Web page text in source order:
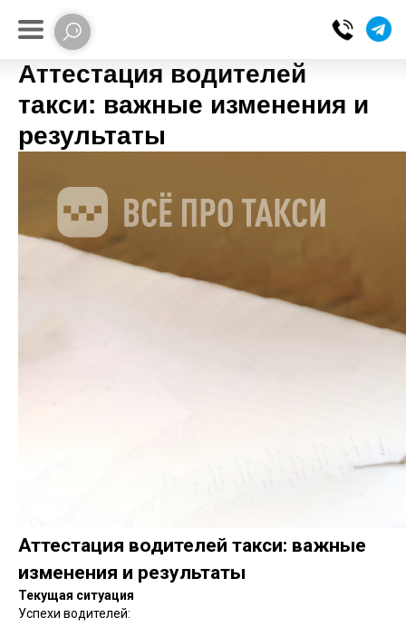
Аттестация водителей
такси: важные изменения и
результаты
Аттестация водителей такси: важные
изменения и результаты
Текущая ситуация
Успехи водителей: